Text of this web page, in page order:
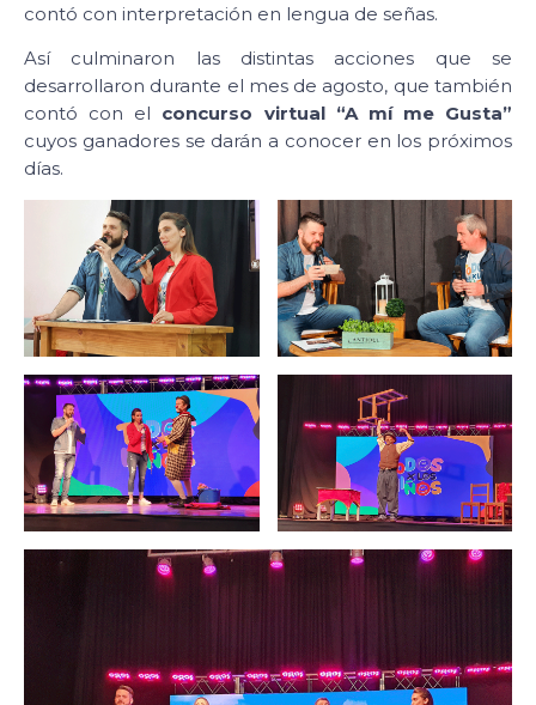
contó con interpretación en lengua de señas.
Así culminaron las distintas acciones que se
desarrollaron durante el mes de agosto, que también
contó con el concurso virtual “A mí me Gusta”
cuyos ganadores se darán a conocer en los próximos
días.